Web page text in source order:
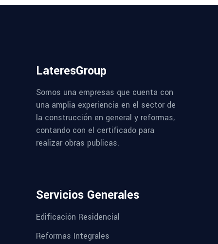
LateresGroup
Somos una empresas que cuenta con
una amplia experiencia en el sector de
la construcción en general y reformas,
contando con el certificado para
realizar obras publicas.
Servicios Generales
Edificación Residencial
Reformas Integrales